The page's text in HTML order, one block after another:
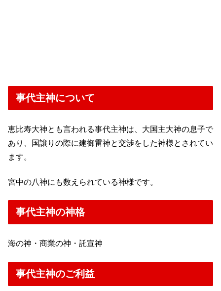
事代主神について
恵比寿大神とも言われる事代主神は、大国主大神の息子で
あり、国譲りの際に建御雷神と交渉をした神様とされてい
ます。
宮中の八神にも数えられている神様です。
事代主神の神格
海の神・商業の神・託宣神
事代主神のご利益